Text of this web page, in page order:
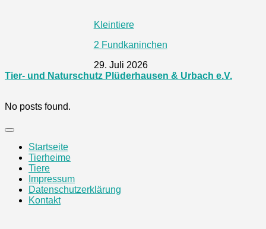
Kleintiere
2 Fundkaninchen
29. Juli 2026
Tier- und Naturschutz Plüderhausen & Urbach e.V.
No posts found.
Startseite
Tierheime
Tiere
Impressum
Datenschutzerklärung
Kontakt